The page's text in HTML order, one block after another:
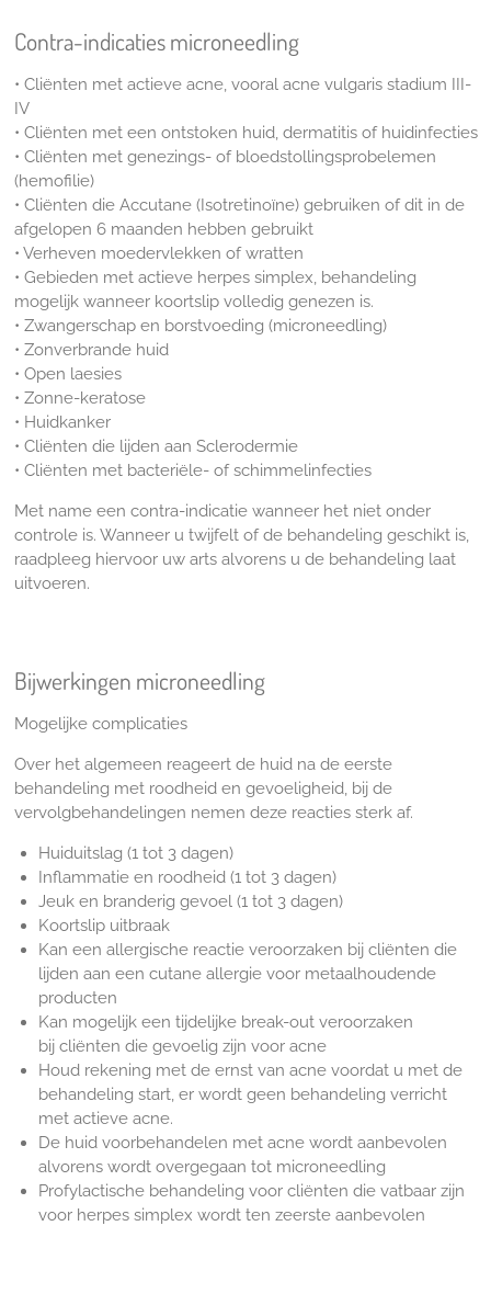
Contra-indicaties microneedling
• Cliënten met actieve acne, vooral acne vulgaris stadium III-
IV
• Cliënten met een ontstoken huid, dermatitis of huidinfecties
• Cliënten met genezings- of bloedstollingsprobelemen
(hemofilie)
• Cliënten die Accutane (Isotretinoïne) gebruiken of dit in de
afgelopen 6 maanden hebben gebruikt
• Verheven moedervlekken of wratten
• Gebieden met actieve herpes simplex, behandeling
mogelijk wanneer koortslip volledig genezen is.
• Zwangerschap en borstvoeding (microneedling)
• Zonverbrande huid
• Open laesies
• Zonne-keratose
• Huidkanker
• Cliënten die lijden aan Sclerodermie
• Cliënten met bacteriële- of schimmelinfecties
Met name een contra-indicatie wanneer het niet onder
controle is. Wanneer u twijfelt of de behandeling geschikt is,
raadpleeg hiervoor uw arts alvorens u de behandeling laat
uitvoeren.
Bijwerkingen microneedling
Mogelijke complicaties
Over het algemeen reageert de huid na de eerste
behandeling met roodheid en gevoeligheid, bij de
vervolgbehandelingen nemen deze reacties sterk af.
Huiduitslag (1 tot 3 dagen)
Inflammatie en roodheid (1 tot 3 dagen)
Jeuk en branderig gevoel (1 tot 3 dagen)
Koortslip uitbraak
Kan een allergische reactie veroorzaken bij cliënten die
lijden aan een cutane allergie voor metaalhoudende
producten
Kan mogelijk een tijdelijke break-out veroorzaken
bij cliënten die gevoelig zijn voor acne
Houd rekening met de ernst van acne voordat u met de
behandeling start, er wordt geen behandeling verricht
met actieve acne.
De huid voorbehandelen met acne wordt aanbevolen
alvorens wordt overgegaan tot microneedling
Profylactische behandeling voor cliënten die vatbaar zijn
voor herpes simplex wordt ten zeerste aanbevolen